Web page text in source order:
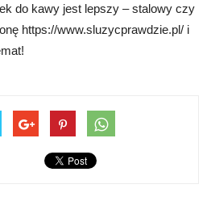
do kawy jest lepszy – stalowy czy
https://www.sluzycprawdzie.pl/ i